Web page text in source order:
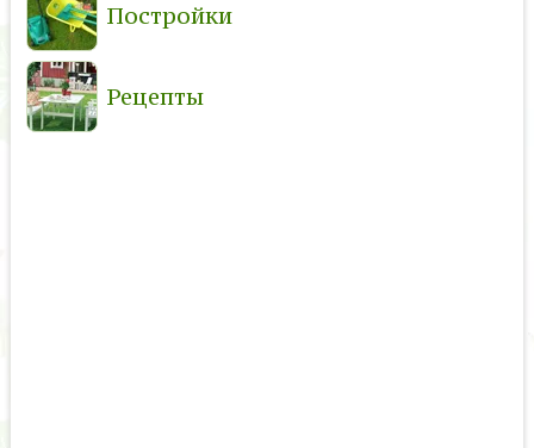
Постройки
Рецепты